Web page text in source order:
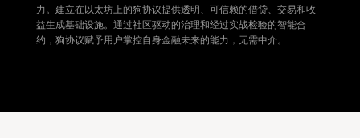
力。建立在以太坊上的狗协议提供透明、可信赖的借贷、交易和收
益生成基础设施。通过社区驱动的治理和经过实战检验的智能合
约，狗协议赋予用户掌控自身金融未来的能力，无需中介。